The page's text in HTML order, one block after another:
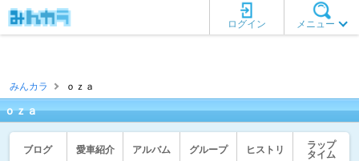
メニュー
ログイン
みんカラ ｏｚａ
ｏｚａ
ブログ 愛車紹介 アルバム グループ ヒストリ
ラップ
タイム